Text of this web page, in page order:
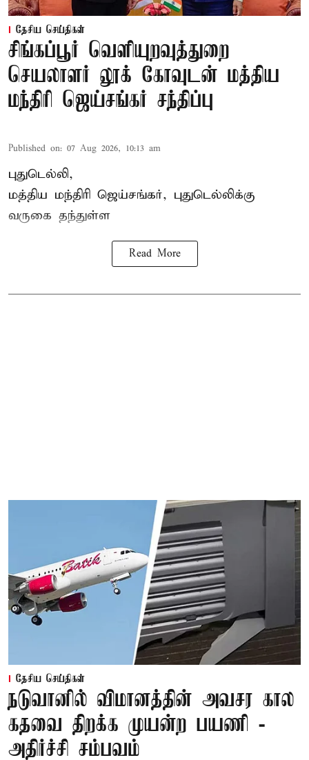
தேசிய செய்திகள்
சிங்கப்பூர் வெளியுறவுத்துறை
செயலாளர் லூக் கோவுடன் மத்திய
மந்திரி ஜெய்சங்கர் சந்திப்பு
Published on: 07 Aug 2026, 10:13 am
புதுடெல்லி,
மத்திய மந்திரி ஜெய்சங்கர், புதுடெல்லிக்கு
வருகை தந்துள்ள
Read More
தேசிய செய்திகள்
நடுவானில் விமானத்தின் அவசர கால
கதவை திறக்க முயன்ற பயணி -
அதிர்ச்சி சம்பவம்